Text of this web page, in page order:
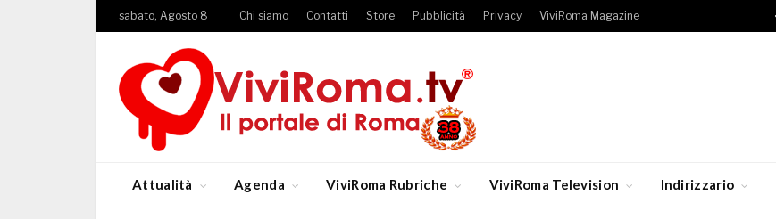
sabato, Agosto 8 Chi siamo Contatti Store Pubblicità Privacy ViviRoma Magazine
Attualità Agenda ViviRoma Rubriche ViviRoma Television Indirizzario